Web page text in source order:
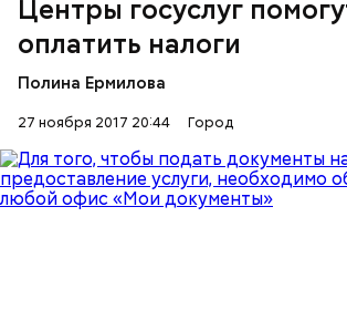
Центры госуслуг
оплатить налоги
Полина Ермилова
27 ноября 2017 20:44 Город
социально-культурных инициатив,
организационного комитета
«СТОП ВИЧ/СПИД»: